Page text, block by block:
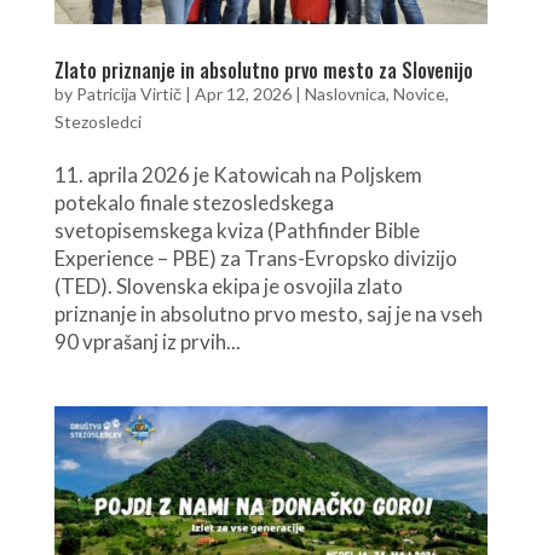
Zlato priznanje in absolutno prvo mesto za Slovenijo
by Patricija Virtič| Apr 12, 2026| Naslovnica, Novice,
Stezosledci
11. aprila 2026 je Katowicah na Poljskem
potekalo finale stezosledskega
svetopisemskega kviza (Pathfinder Bible
Experience – PBE) za Trans-Evropsko divizijo
(TED). Slovenska ekipa je osvojila zlato
priznanje in absolutno prvo mesto, saj je na vseh
90 vprašanj iz prvih...